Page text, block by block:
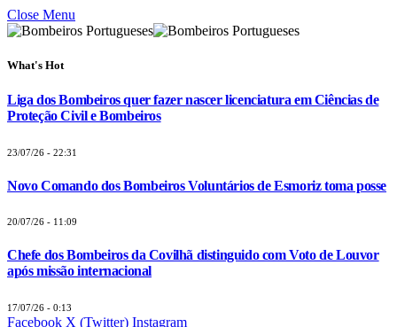
Close Menu
What's Hot
Liga dos Bombeiros quer fazer nascer licenciatura em Ciências de
Proteção Civil e Bombeiros
23/07/26 - 22:31
Novo Comando dos Bombeiros Voluntários de Esmoriz toma posse
20/07/26 - 11:09
Chefe dos Bombeiros da Covilhã distinguido com Voto de Louvor
após missão internacional
17/07/26 - 0:13
Facebook X (Twitter) Instagram